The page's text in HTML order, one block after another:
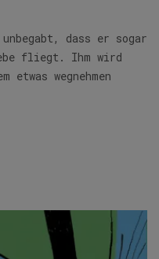
dass er sogar
fliegt. Ihm wird
etwas wegnehmen